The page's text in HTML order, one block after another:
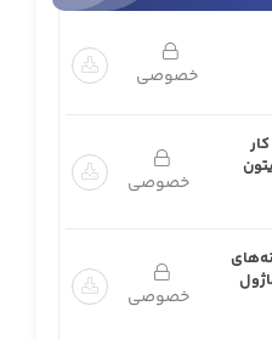
خصوصی
خصوصی
خصوصی